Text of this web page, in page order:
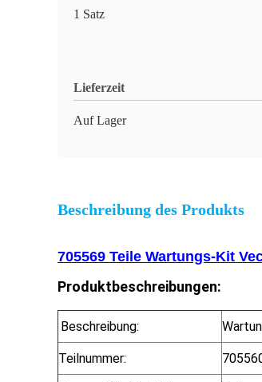
1 Satz
Lieferzeit
Auf Lager
Beschreibung des Produkts
705569 Teile Wartungs-Kit
Produktbeschreibungen:
Beschreibung:
Teilnummer: